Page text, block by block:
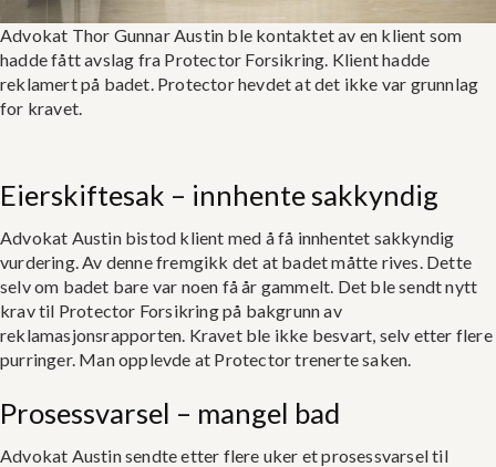
Advokat Thor Gunnar Austin ble kontaktet av en klient som
hadde fått avslag fra Protector Forsikring. Klient hadde
reklamert på badet. Protector hevdet at det ikke var grunnlag
for kravet.
Eierskiftesak – innhente sakkyndig
Advokat Austin bistod klient med å få innhentet sakkyndig
vurdering. Av denne fremgikk det at badet måtte rives. Dette
selv om badet bare var noen få år gammelt. Det ble sendt nytt
krav til Protector Forsikring på bakgrunn av
reklamasjonsrapporten. Kravet ble ikke besvart, selv etter flere
purringer. Man opplevde at Protector trenerte saken.
Prosessvarsel – mangel bad
Advokat Austin sendte etter flere uker et prosessvarsel til